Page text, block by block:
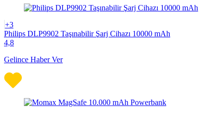
+3
Philips DLP9902 Taşınabilir Şarj Cihazı 10000 mAh
4,8
Gelince Haber Ver